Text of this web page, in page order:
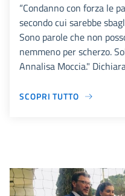
“Condanno con forza le
secondo cui sarebbe
Sono parole che non
nemmeno per scherzo.
Annalisa Moccia."
SCOPRI TUTTO